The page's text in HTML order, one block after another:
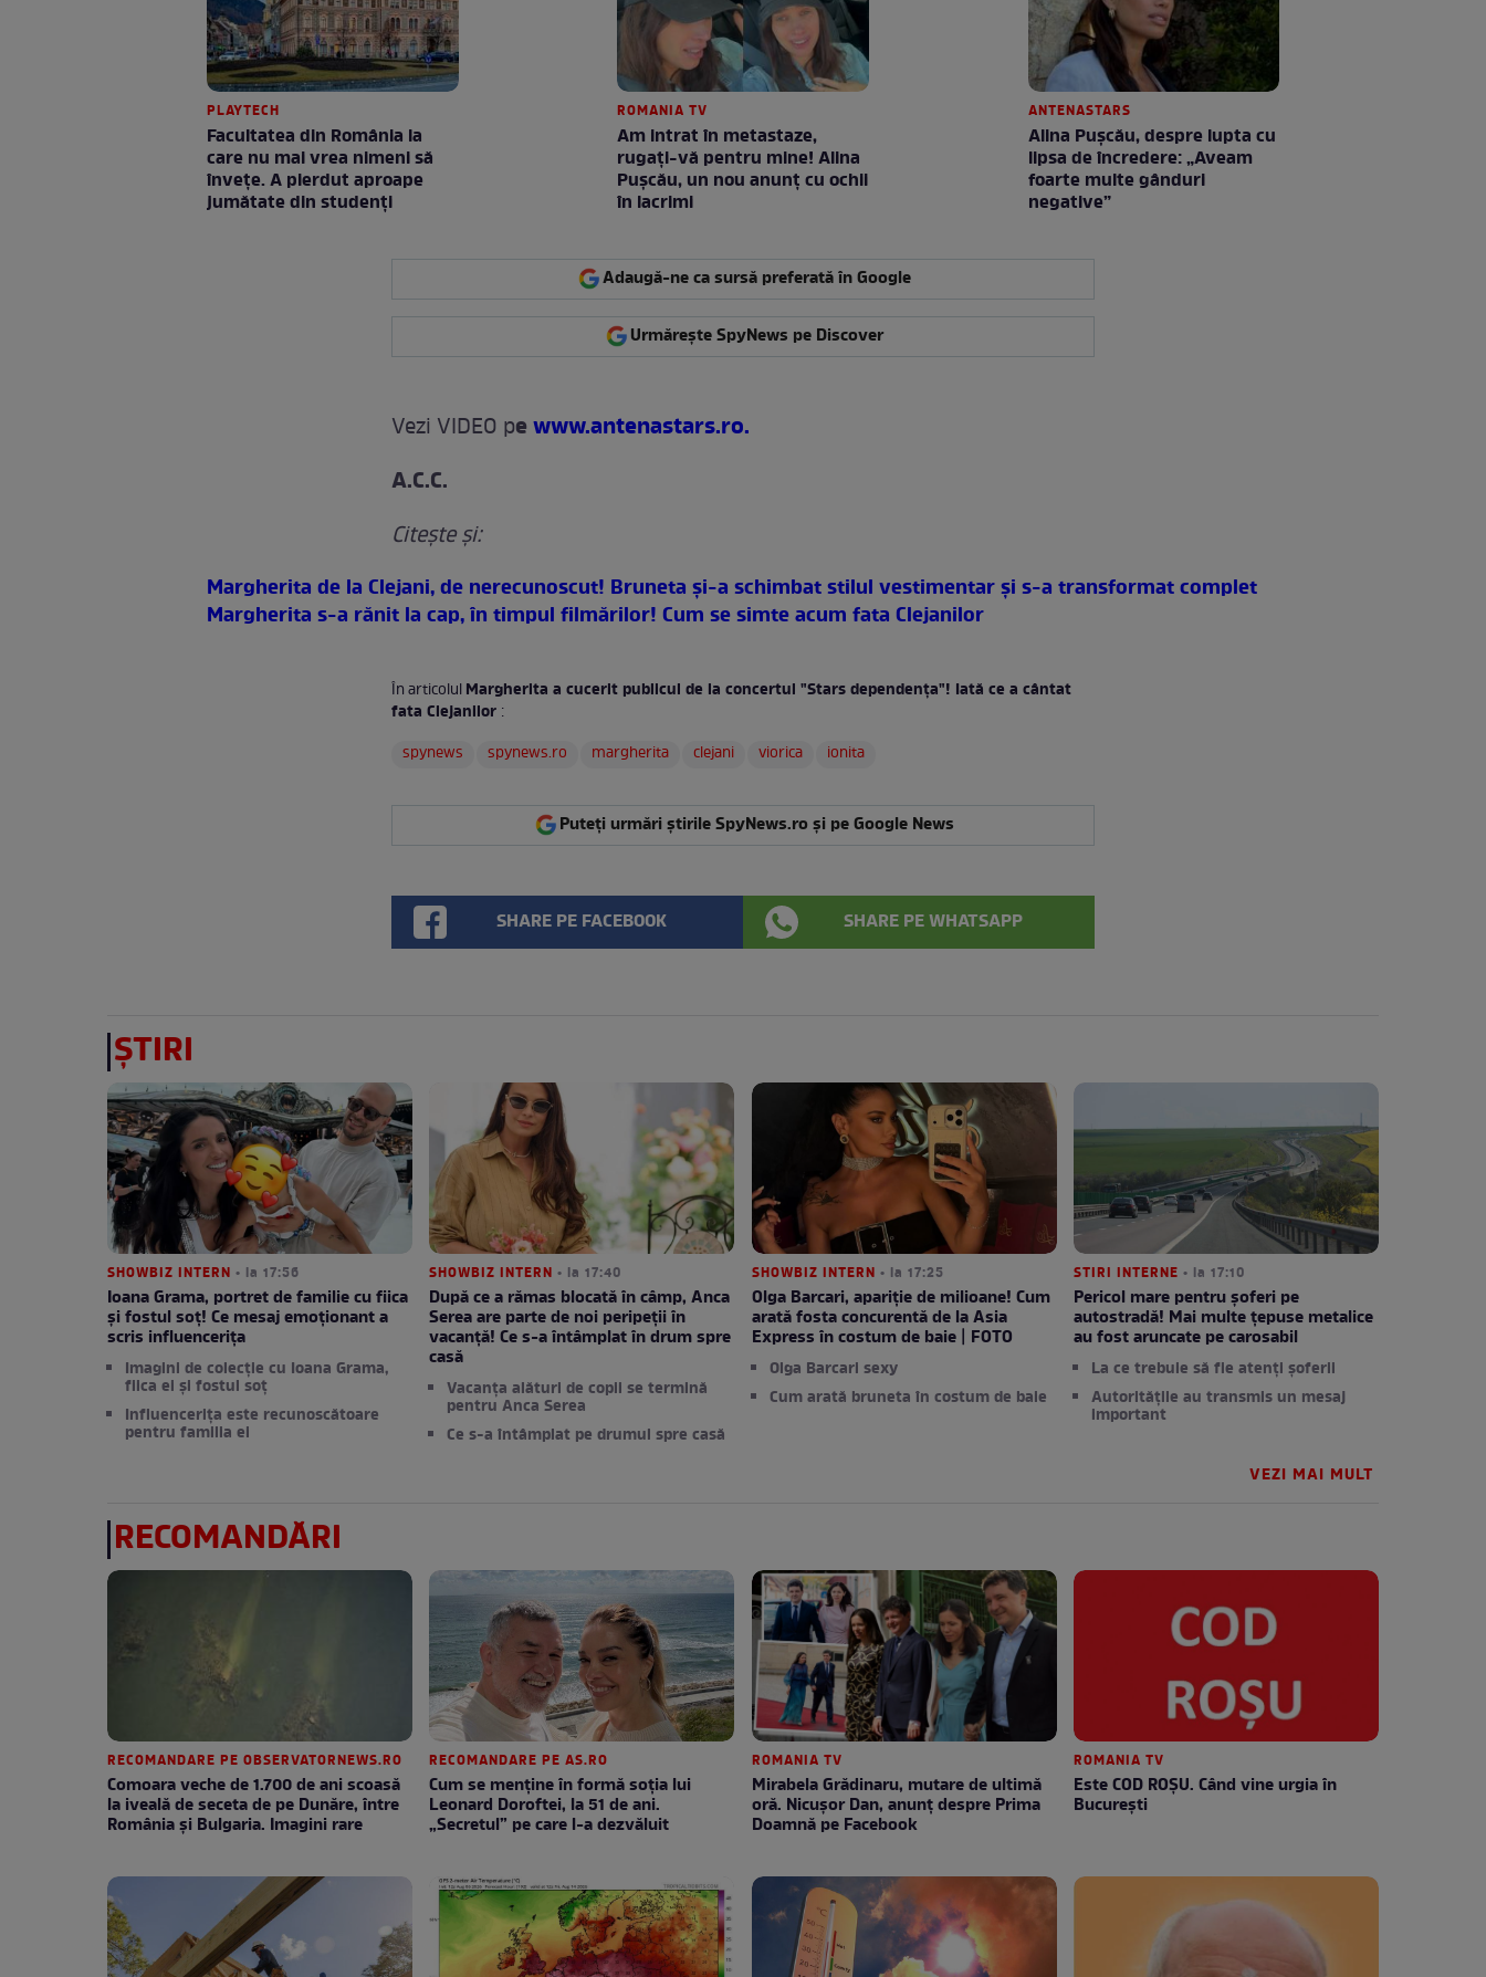
PLAYTECH
Facultatea din România la
care nu mai vrea nimeni să
înveţe. A pierdut aproape
jumătate din studenţi
ROMANIA TV
Am intrat în metastaze,
rugaţi-vă pentru mine! Alina
Puşcău, un nou anunţ cu ochii
în lacrimi
ANTENASTARS
Alina Pușcău, despre lupta cu
lipsa de încredere: „Aveam
foarte multe gânduri
negative”
Adaugă-ne ca sursă preferată în Google
Urmărește SpyNews pe Discover
Vezi VIDEO pewww.antenastars.ro.
A.C.C.
Citeşte şi:
Margherita de la Clejani, de nerecunoscut! Bruneta şi-a schimbat stilul vestimentar şi s-a transformat complet
Margherita s-a rănit la cap, în timpul filmărilor! Cum se simte acum fata Clejanilor
În articolulMargherita a cucerit publicul de la concertul "Stars dependenţa"! Iată ce a cântat
fata Clejanilor :
spynews
spynews.ro margherita clejani viorica ionita
Puteți urmări știrile SpyNews.ro și pe Google News
SHARE PE FACEBOOK SHARE PE WHATSAPP
ȘTIRI
SHOWBIZ INTERN • la 17:56
Ioana Grama, portret de familie cu fiica
și fostul soț! Ce mesaj emoționant a
scris influencerița
Imagini de colecție cu Ioana Grama,
fiica ei și fostul soț
Influencerița este recunoscătoare
pentru familia ei
SHOWBIZ INTERN • la 17:40
După ce a rămas blocată în câmp, Anca
Serea are parte de noi peripeții în
vacanță! Ce s-a întâmplat în drum spre
casă
Vacanța alături de copii se termină
pentru Anca Serea
Ce s-a întâmplat pe drumul spre casă
SHOWBIZ INTERN • la 17:25
Olga Barcari, apariție de milioane! Cum
arată fosta concurentă de la Asia
Express în costum de baie | FOTO
Olga Barcari sexy
Cum arată bruneta în costum de baie
STIRI INTERNE • la 17:10
Pericol mare pentru șoferi pe
autostradă! Mai multe țepuse metalice
au fost aruncate pe carosabil
La ce trebuie să fie atenți șoferii
Autoritățile au transmis un mesaj
important
VEZI MAI MULT
RECOMANDĂRI
RECOMANDARE PE OBSERVATORNEWS.RO
Comoara veche de 1.700 de ani scoasă
la iveală de seceta de pe Dunăre, între
România şi Bulgaria. Imagini rare
RECOMANDARE PE AS.RO
Cum se menţine în formă soţia lui
Leonard Doroftei, la 51 de ani.
„Secretul” pe care l-a dezvăluit
ROMANIA TV
Mirabela Grădinaru, mutare de ultimă
oră. Nicuşor Dan, anunţ despre Prima
Doamnă pe Facebook
ROMANIA TV
Este COD ROŞU. Când vine urgia în
Bucureşti